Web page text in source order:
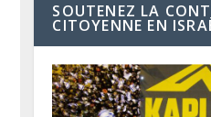
SOUTENEZ LA
CITOYENNE EN